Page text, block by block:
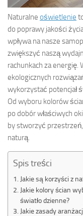
Naturalne oświetlenie
do poprawy jakości
wpływa na nasze
zwiększyć naszą
rachunkach za energię.
ekologicznych
wykorzystać potencjał
Od wyboru kolorów
po dobór właściwych
by stworzyć
naturą.
Spis treści
Jakie są korzyści z
Jakie kolory ścian
światło dzienne?
Jakie zasady